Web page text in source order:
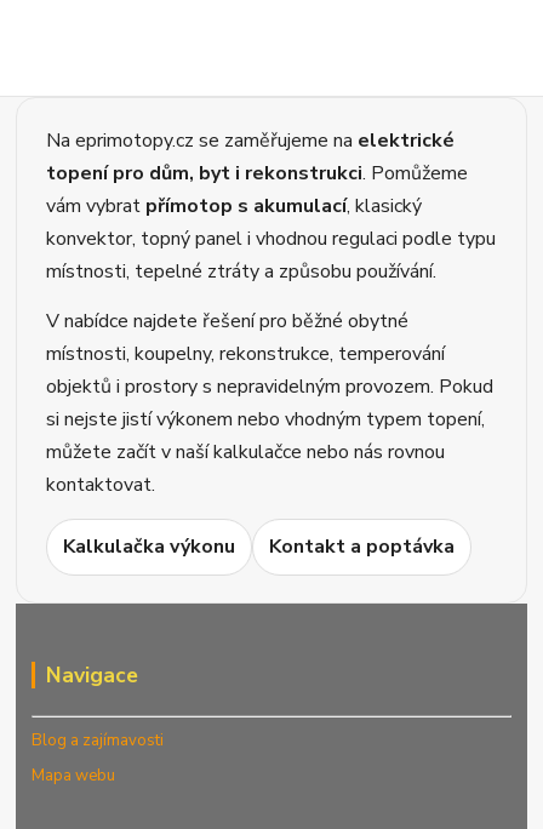
Na eprimotopy.cz se zaměřujeme na elektrické
topení pro dům, byt i rekonstrukci. Pomůžeme
vám vybrat přímotop s akumulací, klasický
konvektor, topný panel i vhodnou regulaci podle typu
místnosti, tepelné ztráty a způsobu používání.
V nabídce najdete řešení pro běžné obytné
místnosti, koupelny, rekonstrukce, temperování
objektů i prostory s nepravidelným provozem. Pokud
si nejste jistí výkonem nebo vhodným typem topení,
můžete začít v naší kalkulačce nebo nás rovnou
kontaktovat.
Kalkulačka výkonu Kontakt a poptávka
Navigace
Blog a zajímavosti
Mapa webu